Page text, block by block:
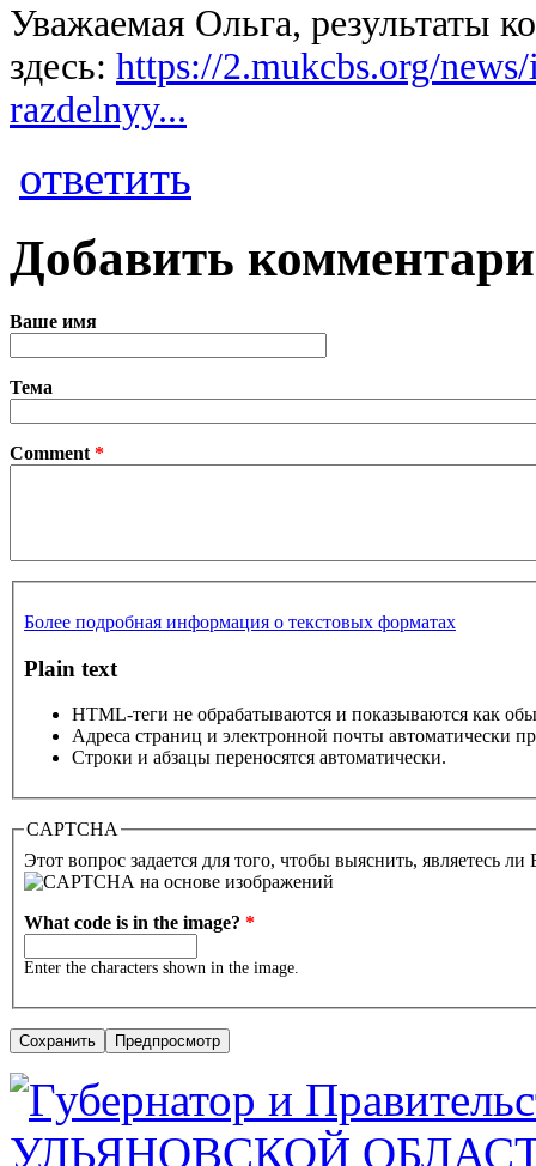
Уважаемая Ольга, результаты
здесь: https://2.mukcbs.org/
razdelnyy...
ответить
Добавить
Ваше имя
Тема
Comment *
Более подробная информация о текстовых форматах
Plain text
HTML-теги не обрабатываются и показываются как
Адреса страниц и электронной почты автоматически
Строки и абзацы переносятся автоматически.
CAPTCHA
Этот вопрос задается для того, чтобы выяснить, являетесь
What code is in the image? *
Enter the characters shown in the image.